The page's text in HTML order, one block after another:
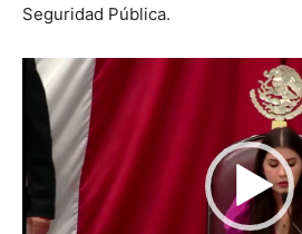
Seguridad Pública.
Reproductor
vídeo